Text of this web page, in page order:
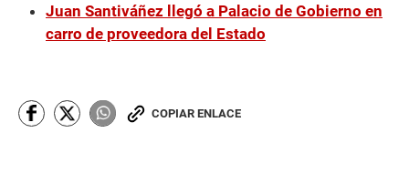
Juan Santiváñez llegó a Palacio de Gobierno en
carro de proveedora del Estado
COPIAR ENLACE